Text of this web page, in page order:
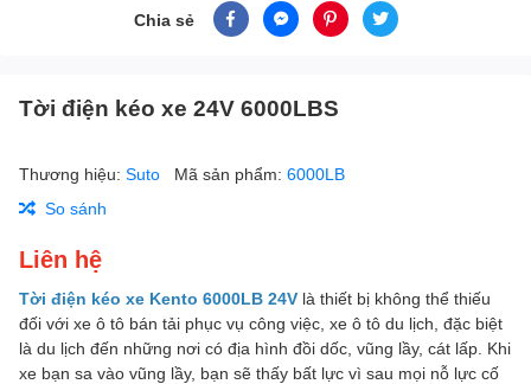
Chia sẻ
Tời điện kéo xe 24V 6000LBS
Thương hiệu: Suto Mã sản phẩm: 6000LB
So sánh
Liên hệ
Tời điện kéo xe Kento 6000LB 24V là thiết bị không thể thiếu
đối với xe ô tô bán tải phục vụ công việc, xe ô tô du lịch, đặc biệt
là du lịch đến những nơi có địa hình đồi dốc, vũng lầy, cát lấp. Khi
xe bạn sa vào vũng lầy, bạn sẽ thấy bất lực vì sau mọi nỗ lực cố